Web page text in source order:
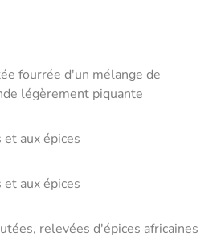
fourrée d'un mélange de
légèrement piquante
aux épices
aux épices
relevées d'épices africaines